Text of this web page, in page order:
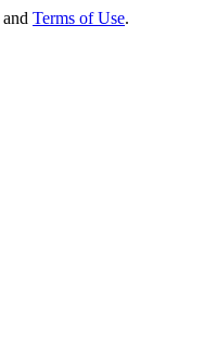
and Terms of Use.